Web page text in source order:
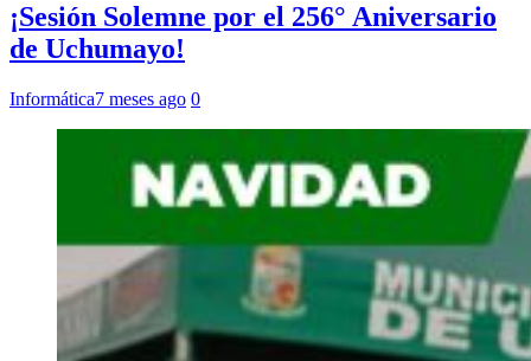
¡Sesión Solemne por el 256° Aniversario
de Uchumayo!
Informática7 meses ago 0